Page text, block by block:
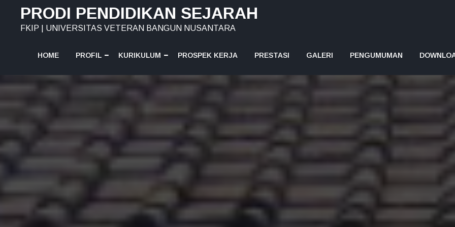
content
PRODI PENDIDIKAN SEJARAH
FKIP | UNIVERSITAS VETERAN BANGUN NUSANTARA
HOME PROFIL KURIKULUM PROSPEK KERJA PRESTASI GALERI PENGUMUMAN